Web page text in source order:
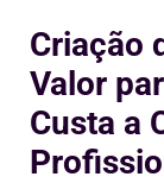
Criação
Valor
Custa a